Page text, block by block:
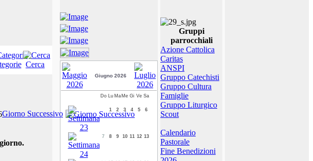
Cerca
Giorno Successivo
Giugno 2026
Do Lu Ma Me Gi Ve Sa
1 2 3 4 5 6
7 8 9 10 11 12 13
Gruppi
parrocchiali
Azione Cattolica
Caritas
ANSPI
Gruppo Catechisti
Gruppo Cultura
Famiglie
Gruppo Liturgico
Scout
Calendario
Pastorale
Fine Benedizioni